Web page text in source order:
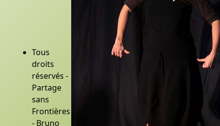
Tous
droits
réservés -
Partage
sans
Frontières
- Bruno